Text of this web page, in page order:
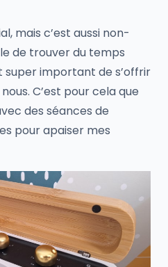
mais c’est aussi non-
de trouver du temps
super important de s’offrir
C’est pour cela que
des séances de
pour apaiser mes